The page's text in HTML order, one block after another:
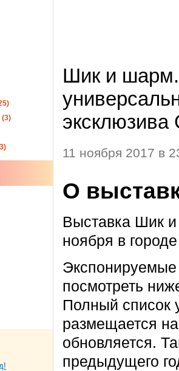
Шик и
11 ноября 2017 в
О
Выставка Шик
ноября в
посмотреть
Полный список
размещается
обновляется.
предыдущего